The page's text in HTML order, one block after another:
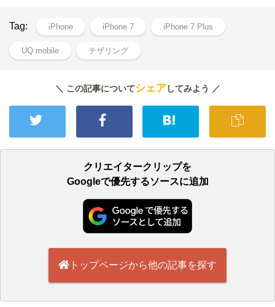
Tag: iPhone iPhone 7 iPhone 7 Plus
UQ mobile テザリング
＼ この記事についてシェアしてみよう ／
クリエイタークリップを
Googleで優先するソースに追加
トップページから他の記事を探す